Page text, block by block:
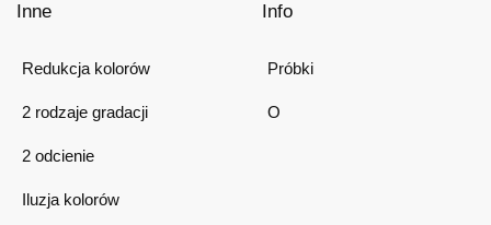
Inne
Redukcja kolorów
2 rodzaje gradacji
2 odcienie
Iluzja kolorów
Info
Próbki
O